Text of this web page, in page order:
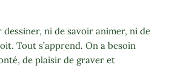
dessiner, ni de savoir animer, ni de
Tout s’apprend. On a besoin
de plaisir de graver et